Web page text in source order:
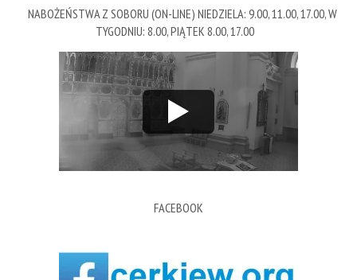
NABOŻEŃSTWA Z SOBORU (ON-LINE) NIEDZIELA: 9.00, 11.00, 17.00, W
TYGODNIU: 8.00, PIĄTEK 8.00, 17.00
FACEBOOK